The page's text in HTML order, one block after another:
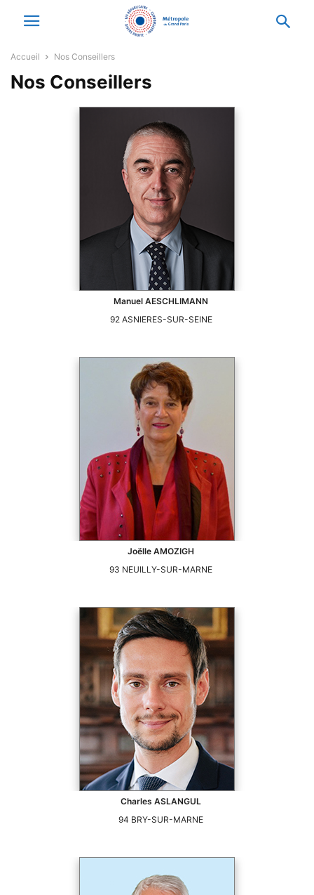
Accueil Nos Conseillers
Nos Conseillers
Manuel AESCHLIMANN
92 ASNIERES-SUR-SEINE
Joëlle AMOZIGH
93 NEUILLY-SUR-MARNE
Charles ASLANGUL
94 BRY-SUR-MARNE